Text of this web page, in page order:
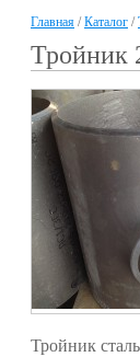
Главная /Каталог /
Тройник
Тройник